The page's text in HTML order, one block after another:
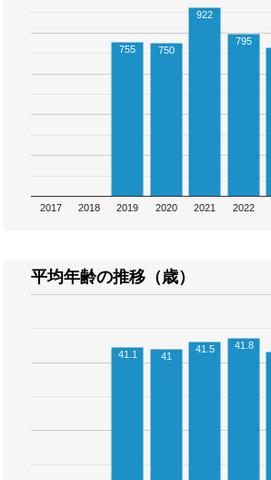
2017 2018 2019 2020 2021 2022
755 750
922
795
平均年齢の推移（歳）
41.1 41
41.5
41.8